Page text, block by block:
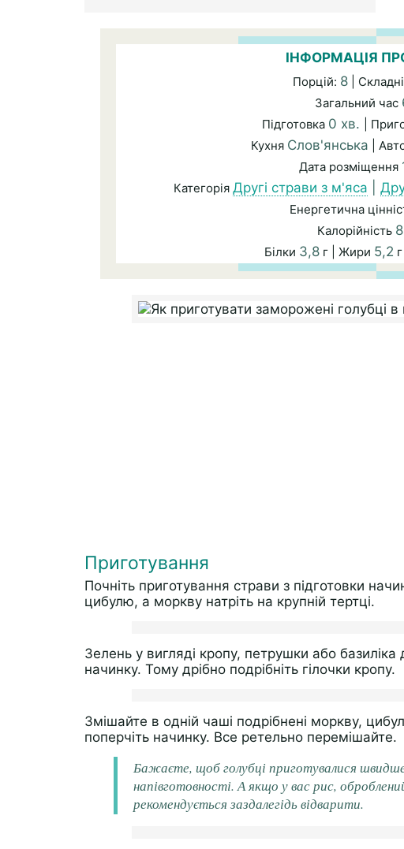
ІНФОРМАЦІЯ
Порцій: 8|
Загальний час
Підготовка 0 хв. |
Кухня Слов'янська |
Дата розміщення
Категорія Другі страви з м'яса
Енергетична
Калорійність
Білки 3,8г | Жири 5,2
Приготування
Почніть приготування страви з підготовки
цибулю, а моркву натріть на крупній тертці.
Зелень у вигляді кропу, петрушки або базиліка
начинку. Тому дрібно подрібніть гілочки кропу.
Змішайте в одній чаші подрібнені моркву,
поперчіть начинку. Все ретельно перемішайте.
Бажаєте, щоб голубці приготувалися
напівготовності. А якщо у вас рис,
рекомендується заздалегідь відварити.